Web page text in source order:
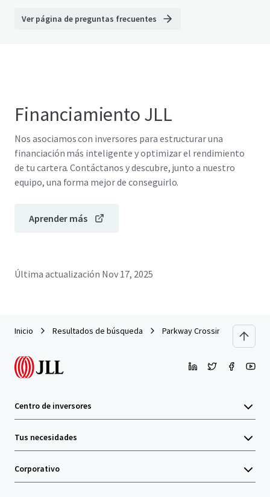
Ver página de preguntas frecuentes
Financiamiento JLL
Nos asociamos con inversores para estructurar una
financiación más inteligente y optimizar el rendimiento
de tu cartera. Contáctanos y descubre, junto a nuestro
equipo, una forma mejor de conseguirlo.
Aprender más
Última actualización Nov 17, 2025
Inicio Resultados de búsqueda Parkway Crossing
Centro de inversores
Tus necesidades
Corporativo